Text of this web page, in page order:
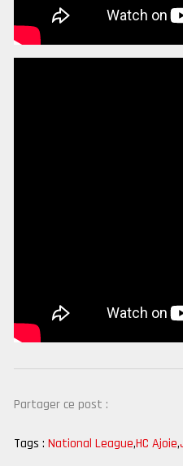
Partager ce post :
Tags : National League,HC Ajoie,